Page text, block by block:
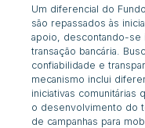
Um diferencial do
são repassados às
apoio, descontando-
transação bancária.
confiabilidade e
mecanismo inclui
iniciativas comunitárias
o desenvolvimento do
de campanhas para